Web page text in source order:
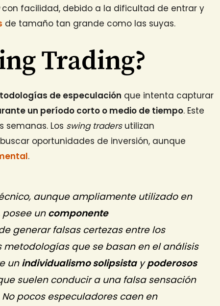
con facilidad, debido a la dificultad de entrar y
de tamaño tan grande como las suyas.
Trading?
de especulación que intenta capturar
un período corto o medio de tiempo. Este
semanas. Los swing tradersutilizan
oportunidades de inversión, aunque
.
técnico, aunque ampliamente utilizado en
uncomponente
generar falsas certezas entre los
metodologías que se basan en el análisis
unindividualismo solipsistaypoderosos
suelen conducir a una falsa sensación
pocos especuladores caen en